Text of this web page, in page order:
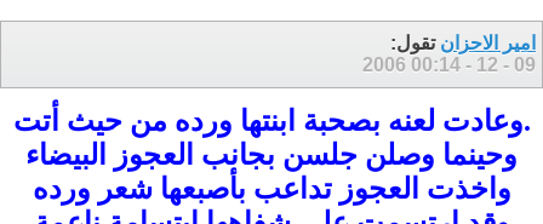
امير الاحزان تقول:
09 - 12 - 2006
00:14
.وعادت لعنه بصحبة ابنتها ورده من حيث أتت
وحينما وصلن جلسن بجانب العجوز البيضاء
واخذت العجوز تداعب بأصبعها شعر ورده